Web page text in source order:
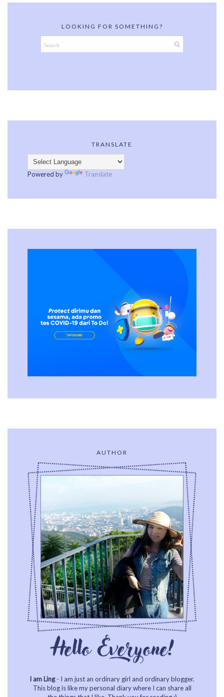
LOOKING FOR SOMETHING?
TRANSLATE
Powered by Translate
AUTHOR
I am Ling- I am just an ordinary girl and ordinary blogger.
This blog is like my personal diary where I can share all